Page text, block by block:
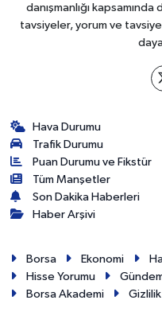
danışmanlığı
tavsiyeler, yorum ve
Hava Durumu
Trafik Durumu
Puan Durumu ve Fikstür
Tüm Manşetler
Son Dakika Haberleri
Haber Arşivi
Borsa Ekonomi
Hisse Yorumu
Borsa Akademi